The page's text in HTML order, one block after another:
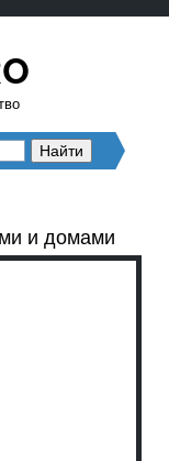
и домами